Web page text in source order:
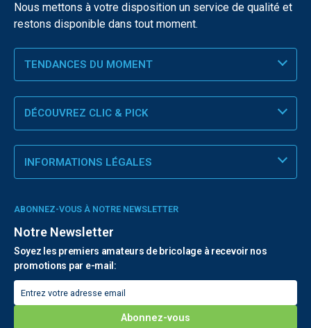
Nous mettons à votre disposition un service de qualité et
restons disponible dans tout moment.
TENDANCES DU MOMENT
DÉCOUVREZ CLIC & PICK
INFORMATIONS LÉGALES
ABONNEZ-VOUS À NOTRE NEWSLETTER
Notre Newsletter
Soyez les premiers amateurs de bricolage à recevoir nos
promotions par e-mail: